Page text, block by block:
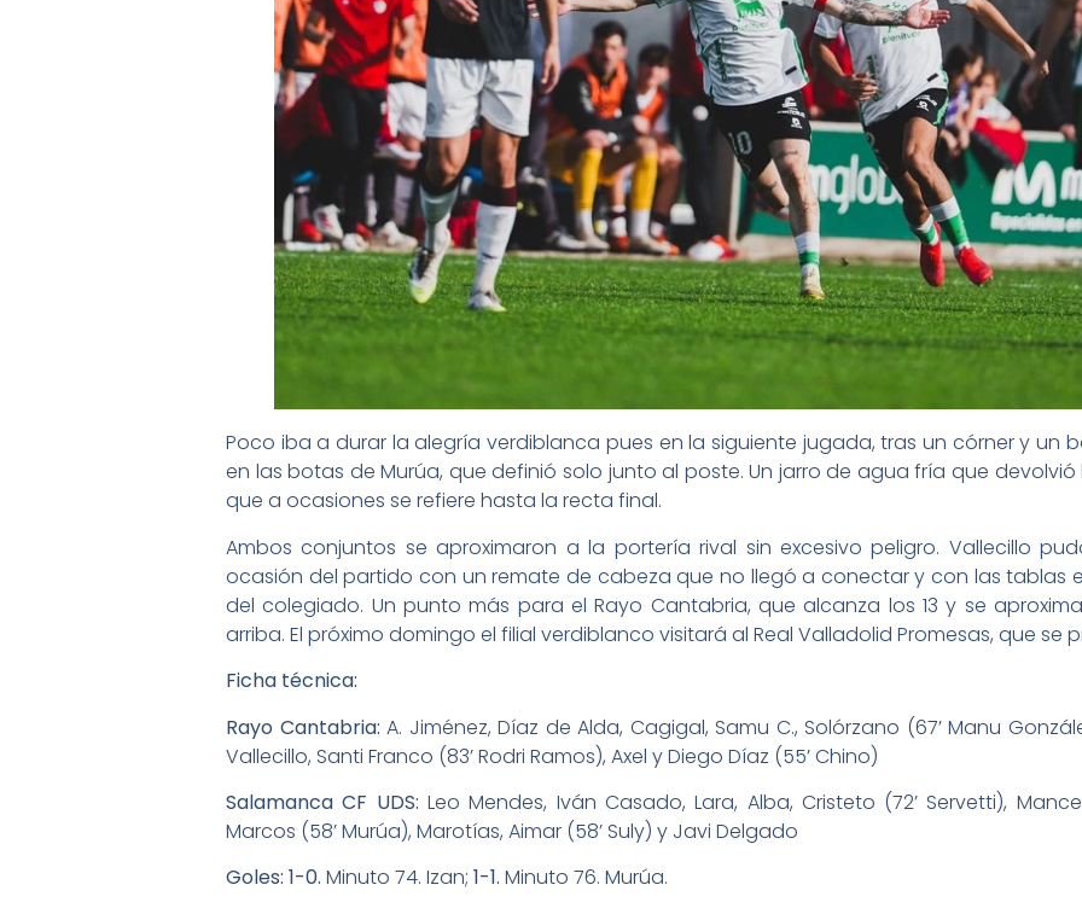
Poco iba a durar la alegría verdiblanca pues en la siguiente jugada, tras un córner y un
en las botas de Murúa, que definió solo junto al poste. Un jarro de agua fría que
que a ocasiones se refiere hasta la recta final.
Ambos conjuntos se aproximaron a la portería rival sin excesivo peligro. Vallecillo
ocasión del partido con un remate de cabeza que no llegó a conectar y con las tablas
del colegiado. Un punto más para el Rayo Cantabria, que alcanza los 13 y se
arriba. El próximo domingo el filial verdiblanco visitará al Real Valladolid Promesas, que se
Ficha técnica:
Rayo Cantabria: A. Jiménez, Díaz de Alda, Cagigal, Samu C., Solórzano (67’ Manu
Vallecillo, Santi Franco (83’ Rodri Ramos), Axel y Diego Díaz (55’ Chino)
Salamanca CF UDS: Leo Mendes, Iván Casado, Lara, Alba, Cristeto (72’ Servetti),
Marcos (58’ Murúa), Marotías, Aimar (58’ Suly) y Javi Delgado
Goles: 1-0. Minuto 74. Izan; 1-1. Minuto 76. Murúa.